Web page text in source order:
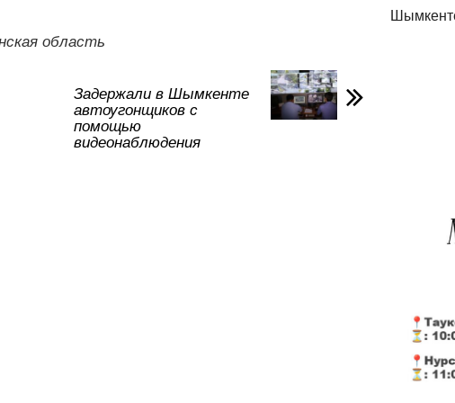
а
область
Задержали в Шымкенте
автоугонщиков с
помощью
видеонаблюдения